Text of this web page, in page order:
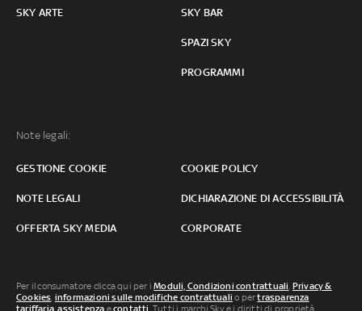
SKY ARTE SKY BAR
SPAZI SKY
PROGRAMMI
Note legali:
GESTIONE COOKIE COOKIE POLICY
NOTE LEGALI DICHIARAZIONE DI ACCESSIBILITÀ
OFFERTA SKY MEDIA CORPORATE
Per il consumatore clicca qui per iModuli, Condizioni contrattuali, Privacy &
Cookies, informazioni sulle modifiche contrattuali o pertrasparenza